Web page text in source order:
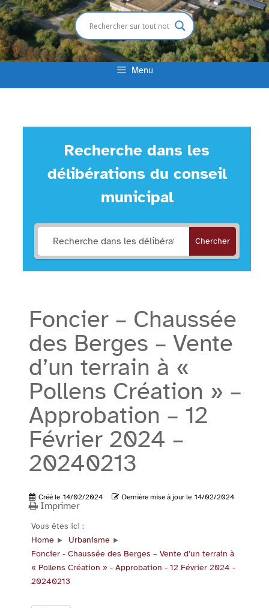
Menu
Recherche dans les
délibérations du conseil
municipal
Chercher
Foncier – Chaussée
des Berges – Vente
d’un terrain à «
Pollens Création » –
Approbation – 12
Février 2024 –
20240213
Créé le 14/02/2024 Dernière mise à jour le 14/02/2024
Imprimer
Vous êtes ici :
Home
Urbanisme
Foncier - Chaussée des Berges – Vente d’un terrain à
« Pollens Création » - Approbation - 12 Février 2024 -
20240213